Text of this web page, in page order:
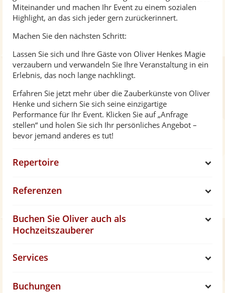
Miteinander und machen Ihr Event zu einem sozialen
Highlight, an das sich jeder gern zurückerinnert.
Machen Sie den nächsten Schritt:
Lassen Sie sich und Ihre Gäste von Oliver Henkes Magie
verzaubern und verwandeln Sie Ihre Veranstaltung in ein
Erlebnis, das noch lange nachklingt.
Erfahren Sie jetzt mehr über die Zauberkünste von Oliver
Henke und sichern Sie sich seine einzigartige
Performance für Ihr Event. Klicken Sie auf „Anfrage
stellen“ und holen Sie sich Ihr persönliches Angebot –
bevor jemand anderes es tut!
Repertoire
Referenzen
Buchen Sie Oliver auch als
Hochzeitszauberer
Services
Buchungen